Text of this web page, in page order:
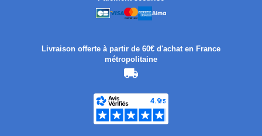
Livraison offerte à partir de 60€ d'achat en France
métropolitaine